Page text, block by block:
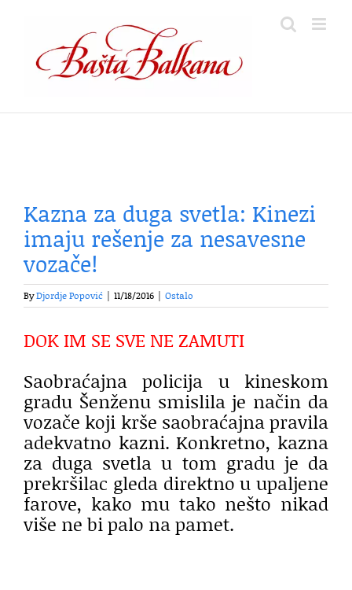
content
Kazna za duga svetla: Kinezi
imaju rešenje za nesavesne
vozače!
ByDjordje Popović 11/18/2016 Ostalo
DOK IM SE SVE NE ZAMUTI
Saobraćajna policija u kineskom
gradu Šenženu smislila je način da
vozače koji krše saobraćajna pravila
adekvatno kazni. Konkretno, kazna
za duga svetla u tom gradu je da
prekršilac gleda direktno u upaljene
farove, kako mu tako nešto nikad
više ne bi palo na pamet.